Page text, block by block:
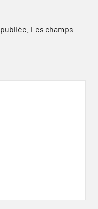
Les champs